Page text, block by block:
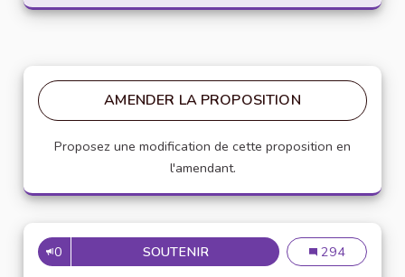
AMENDER LA PROPOSITION
Proposez une modification de cette proposition en
l'amendant.
0 SOUTENIRMISE EN PLACE DEMise en place
294